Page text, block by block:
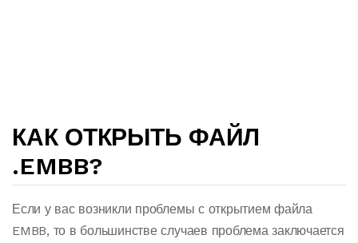
КАК ОТКРЫТЬ ФАЙЛ
.EMBB?
Если у вас возникли проблемы с открытием файла
EMBB, то в большинстве случаев проблема заключается